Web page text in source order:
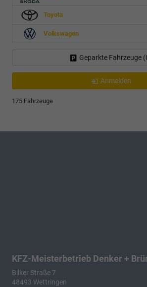
Toyota
Volkswagen
Geparkte Fahrzeuge (
Anmelden
175 Fahrzeuge
KFZ-Meisterbetrieb Denker +
Bilker Straße 7
48493 Wettringen